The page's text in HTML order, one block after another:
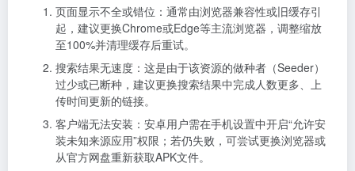
页面显示不全或错位：通常由浏览器兼容性或旧缓存引
起，建议更换Chrome或Edge等主流浏览器，调整缩放
至100%并清理缓存后重试。
搜索结果无速度：这是由于该资源的做种者（Seeder）
过少或已断种，建议更换搜索结果中完成人数更多、上
传时间更新的链接。
客户端无法安装：安卓用户需在手机设置中开启“允许安
装未知来源应用”权限；若仍失败，可尝试更换浏览器或
从官方网盘重新获取APK文件。